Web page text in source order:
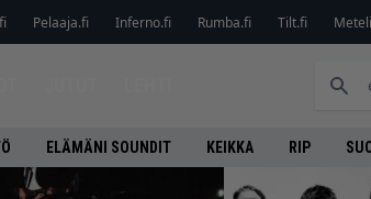
Pelaaja.fi Inferno.fi Rumba.fi Tilt.fi
ELÄMÄNI SOUNDIT KEIKKA RIP